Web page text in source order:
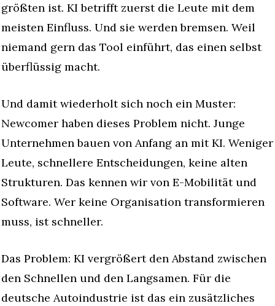
größten ist. KI betrifft zuerst die Leute mit dem
meisten Einfluss. Und sie werden bremsen. Weil
niemand gern das Tool einführt, das einen selbst
überflüssig macht.
Und damit wiederholt sich noch ein Muster:
Newcomer haben dieses Problem nicht. Junge
Unternehmen bauen von Anfang an mit KI. Weniger
Leute, schnellere Entscheidungen, keine alten
Strukturen. Das kennen wir von E-Mobilität und
Software. Wer keine Organisation transformieren
muss, ist schneller.
Das Problem: KI vergrößert den Abstand zwischen
den Schnellen und den Langsamen. Für die
deutsche Autoindustrie ist das ein zusätzliches